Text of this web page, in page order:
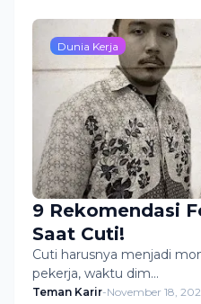
Dunia Kerja
9 Rekomendasi
Saat Cuti!
Cuti harusnya menjadi
pekerja, waktu dim…
Teman Karir-November 18,